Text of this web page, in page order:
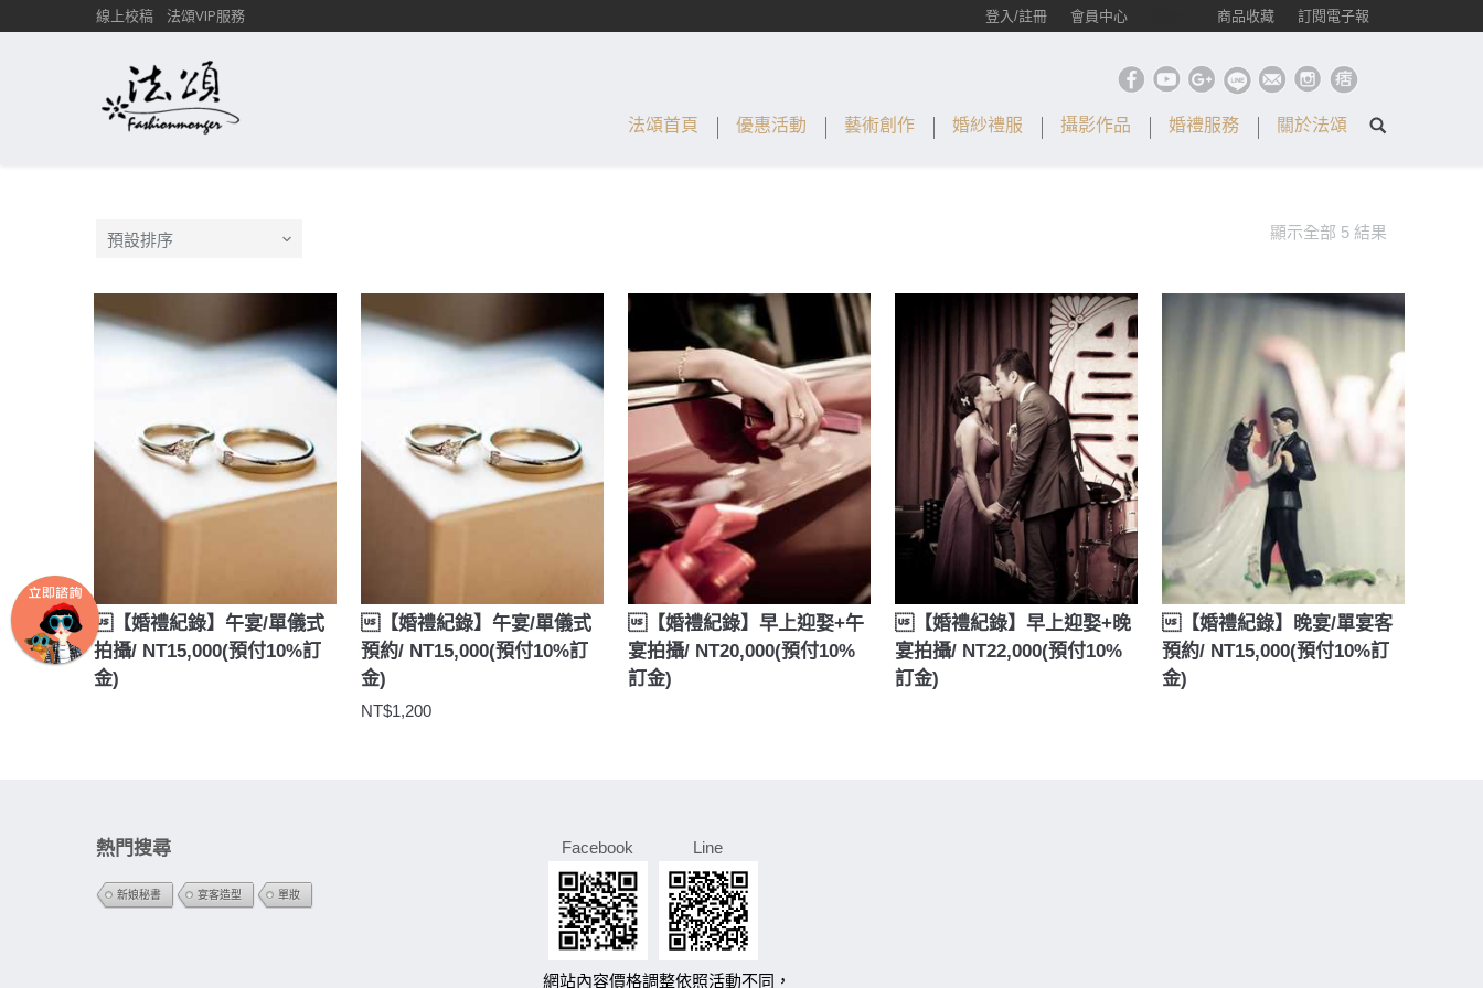
線上校稿 法頌VIP服務 登入/註冊 會員中心 商品收藏 訂閱電子報
法頌首頁 優惠活動 藝術創作 婚紗禮服 攝影作品 婚禮服務 關於法頌
顯示全部 5 結果
預設排序
加入購物車
【婚禮紀錄】午宴/單儀式
拍攝/ NT15,000(預付10%訂
金)
【婚禮紀錄】午宴/單儀式
預約/ NT15,000(預付10%訂
金)
NT$1,200
加入購物車
【婚禮紀錄】早上迎娶+午
宴拍攝/ NT20,000(預付10%
訂金)
加入購物車
【婚禮紀錄】早上迎娶+晚
宴拍攝/ NT22,000(預付10%
訂金)
加入購物車
【婚禮紀錄】晚宴/單宴客
預約/ NT15,000(預付10%訂
金)
熱門搜尋
新娘秘書 宴客造型 單妝
Facebook Line
網站內容價格調整依照活動不同，